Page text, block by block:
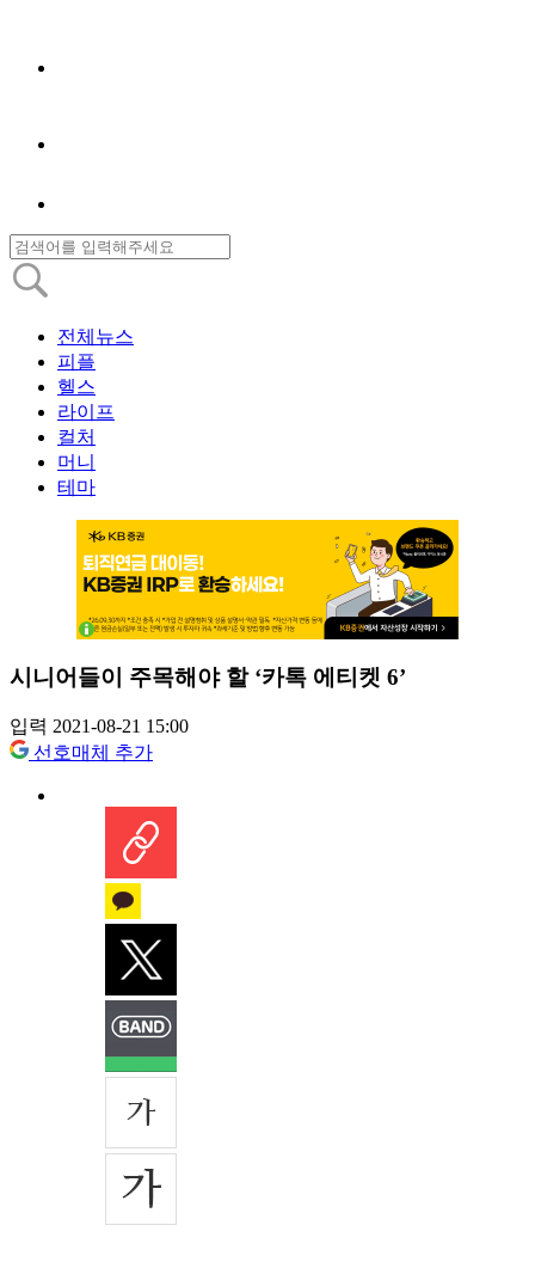
전체뉴스
피플
헬스
라이프
컬처
머니
테마
시니어들이 주목해야 할 ‘카톡 에티켓 6’
입력 2021-08-21 15:00
선호매체 추가